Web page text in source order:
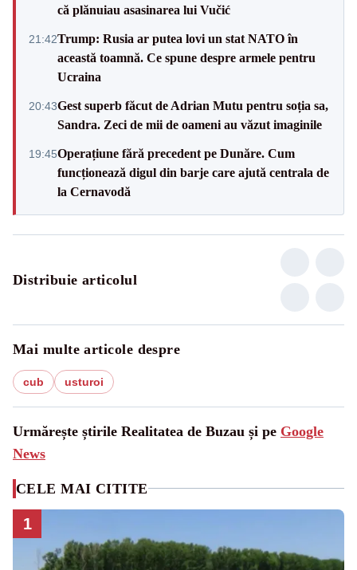
că plănuiau asasinarea lui Vučić
21:42Trump: Rusia ar putea lovi un stat NATO în
această toamnă. Ce spune despre armele pentru
Ucraina
20:43Gest superb făcut de Adrian Mutu pentru soția sa,
Sandra. Zeci de mii de oameni au văzut imaginile
19:45Operațiune fără precedent pe Dunăre. Cum
funcționează digul din barje care ajută centrala de
la Cernavodă
Distribuie articolul
Mai multe articole despre
cub usturoi
Urmărește știrile Realitatea de Buzau și pe Google
News
CELE MAI CITITE
1